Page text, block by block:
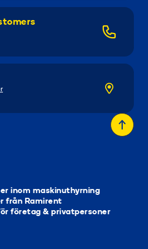
inom maskinuthyrning
från Ramirent
företag & privatpersoner